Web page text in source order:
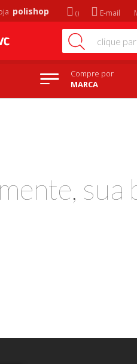
polishop E-mail
Compre por
MARCA
sua